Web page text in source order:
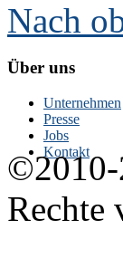
Nach
Über uns
Unternehmen
Presse
Jobs
Kontakt
©2010-
Rechte